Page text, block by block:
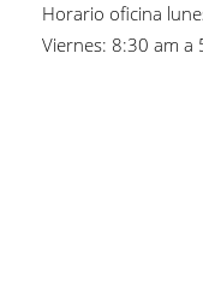
Horario oficina
Viernes: 8:30 am a